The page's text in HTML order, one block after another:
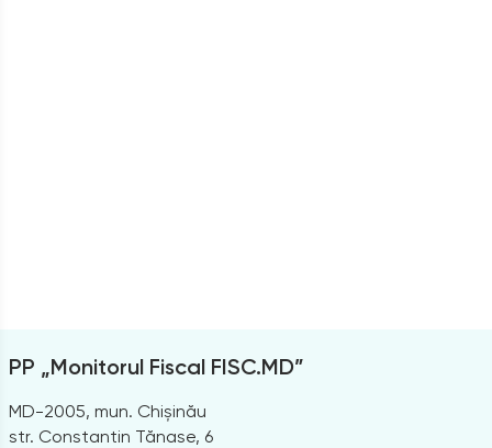
PP „Monitorul Fiscal FISC.MD”
MD-2005, mun. Chișinău
str. Constantin Tănase, 6